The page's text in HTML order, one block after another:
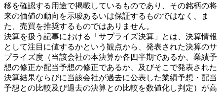
移を確認する用途で掲載しているものであり、その銘柄の将
来の価値の動向を示唆あるいは保証するものではなく、ま
た、売買を推奨するものではありません。
決算を扱う記事における「サプライズ決算」とは、決算情報
として注目に値するかという観点から、発表された決算のサ
プライズ度（当該会社の本決算か各四半期であるか、業績予
想の修正か配当予想の修正であるか、及びそこで発表された
決算結果ならびに当該会社が過去に公表した業績予想・配当
予想との比較及び過去の決算との比較を数値化し判定）が高